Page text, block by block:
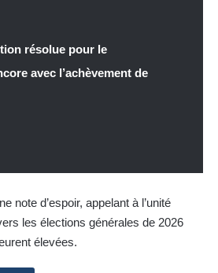
résolue pour le
avec l’achèvement de
note d’espoir, appelant à l’unité
les élections générales de 2026
élevées.